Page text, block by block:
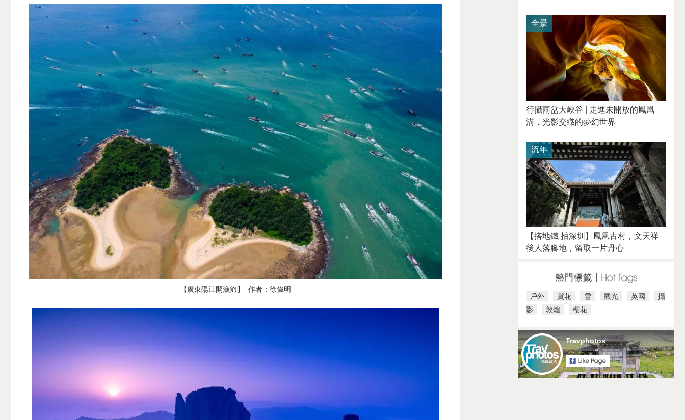
【廣東陽江開漁節】 作者：徐偉明
行攝雨岔大峽谷 | 走進未開放的鳳凰
溝，光影交織的夢幻世界
全景
【搭地鐵 拍深圳】鳳凰古村，文天祥
後人落腳地，留取一片丹心
流年
戶外 賞花 雪 觀光 英國
攝
影
敦煌 櫻花
Travphotos